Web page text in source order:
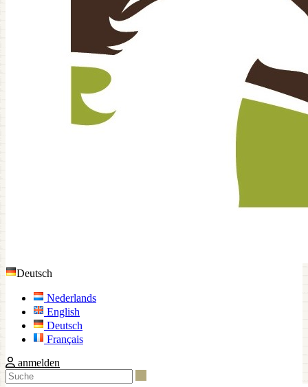
Deutsch
Nederlands
English
Deutsch
Français
anmelden